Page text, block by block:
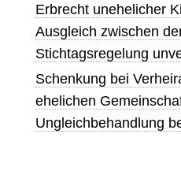
Erbrecht unehelicher
Ausgleich zwischen
Stichtagsregelung
Schenkung bei
ehelichen
Ungleichbehandlung